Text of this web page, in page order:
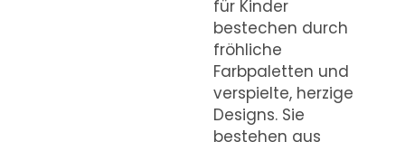
für Kinder
bestechen durch
fröhliche
Farbpaletten und
verspielte, herzige
Designs. Sie
bestehen aus